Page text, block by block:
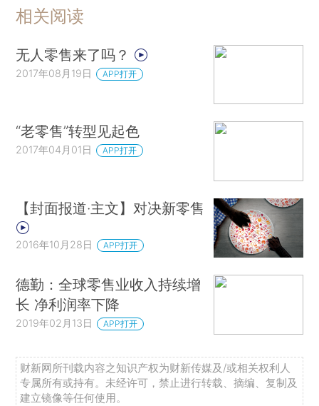
相关阅读
无人零售来了吗？
2017年08月19日 APP打开
“老零售”转型见起色
2017年04月01日 APP打开
【封面报道·主文】对决新零售
2016年10月28日 APP打开
德勤：全球零售业收入持续增
长 净利润率下降
2019年02月13日 APP打开
财新网所刊载内容之知识产权为财新传媒及/或相关权利人
专属所有或持有。未经许可，禁止进行转载、摘编、复制及
建立镜像等任何使用。